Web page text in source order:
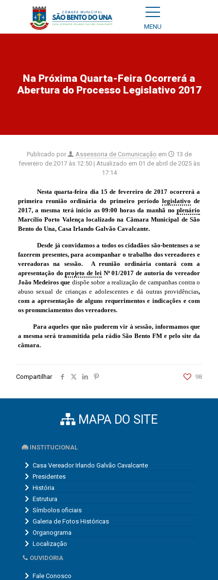
MENU
Na Próxima Quarta-Feira Ocorrerá a
Abertura do Processo Legislativo 2017
Publicado por Assessoria de Comunicação em
13 de
fevereiro de 2017 às 12:50 | Atualizado em 01 de abril de 2025 às
17:14
Nesta quarta-feira dia 15 de fevereiro de 2017 ocorrerá a
primeira reunião ordinária do primeiro período legislativo de
2017, a mesma terá início as 09:00 horas da manhã noplenário
Marcílio Porto Valença localizado na Câmara Municipal de São
Bento do Una, Casa Irlando Galvão Cavalcante.
Desde já convidamos a todos os cidadãos são-bentenses a se
fazerem presentes, para acompanhar o trabalho dos vereadores e
vereadoras na sessão.
A reunião ordinária contará com a
apresentação doprojeto de leiNº01/2017 de autoria do vereador
João Medeiros que dispõe sobre a realização de campanhas contra o
abuso sexual de crianças e adolescentes e dá outras providências,
com a apresentação de alguns requerimentos e indicações e com
os pronunciamentos dos vereadores.
Para aqueles que não puderem vir à sessão, informamos que
a mesma será transmitida pela rádio São Bento FM e pelo site da
câmara.
Compartilhar 98
MAPA DO SITE
INSTITUCIONAL
Casa Vereador Irlando Galvão Cavalcante
Presidentes
História
Estrutura
Símbolos oficiais
Galeria de Fotos Históricas
Organograma
Localização
OUVIDORIA
Fale Conosco